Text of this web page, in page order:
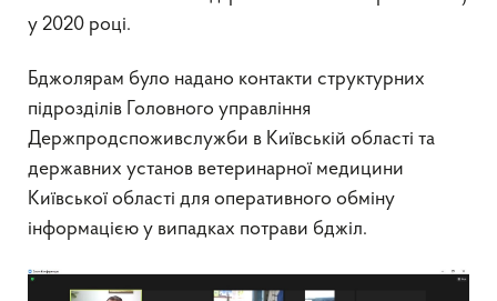
у 2020 році.
Бджолярам було надано контакти структурних
підрозділів Головного управління
Держпродспоживслужби в Київській області та
державних установ ветеринарної медицини
Київської області для оперативного обміну
інформацією у випадках потрави бджіл.